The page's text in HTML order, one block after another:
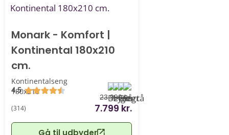
Monark - Komfort |
Kontinental 180x210
cm.
Kontinentalseng
180x210
4.5
(314)
23.999 kr.
7.799 kr.
Gå til udbyder